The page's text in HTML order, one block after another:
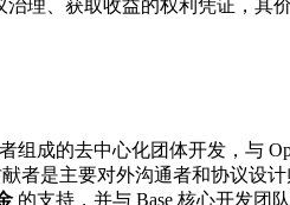
治理、获取收益的权利凭证，其
组成的去中心化团体开发，与
献者是主要对外沟通者和协议设计
的支持，并与 Base 核心开发团